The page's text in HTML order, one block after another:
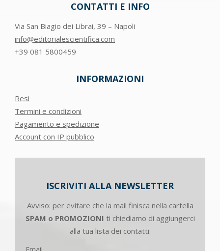
CONTATTI E INFO
Via San Biagio dei Librai, 39 – Napoli
info@editorialescientifica.com
+39 081 5800459
INFORMAZIONI
Resi
Termini e condizioni
Pagamento e spedizione
Account con IP pubblico
ISCRIVITI ALLA NEWSLETTER
Avviso: per evitare che la mail finisca nella cartella
SPAM o PROMOZIONI ti chiediamo di aggiungerci
alla tua lista dei contatti.